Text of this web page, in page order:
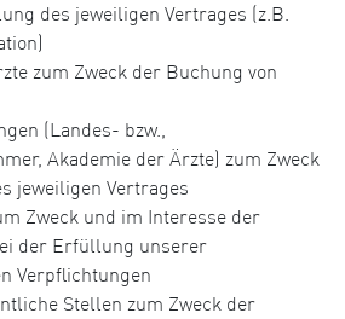
des jeweiligen Vertrages (z.B.
zum Zweck der Buchung von
(Landes- bzw.,
Akademie der Ärzte) zum Zweck
jeweiligen Vertrages
Zweck und im Interesse der
der Erfüllung unserer
Verpflichtungen
Stellen zum Zweck der